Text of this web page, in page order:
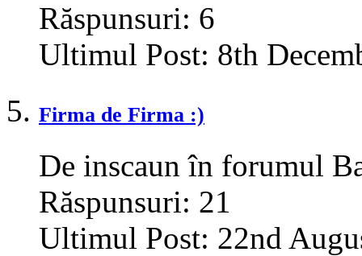
Răspunsuri: 6
Ultimul Post: 8th
Firma de Firma :)
De inscaun în forumul
Răspunsuri: 21
Ultimul Post: 22nd